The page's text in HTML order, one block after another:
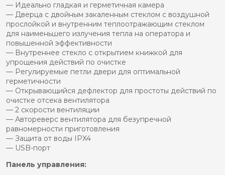
— Идеально гладкая и герметичная камера
— Дверца с двойным закаленным стеклом с воздушной
прослойкой и внутренним теплоотражающим стеклом
для наименьшего излучения тепла на оператора и
повышенной эффективности
— Внутреннее стекло с открытием книжкой для
упрощения действий по очистке
— Регулируемые петли двери для оптимальной
герметичности
— Открывающийся дефлектор для простоты действий по
очистке отсека вентилятора
— 2 скорости вентиляции
— Автореверс вентилятора для безупречной
равномерности приготовления
— Защита от воды IPX4
— USB-порт
Панель управления: